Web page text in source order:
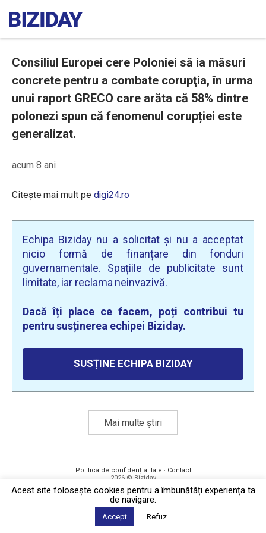
Consiliul Europei cere Poloniei să ia măsuri
concrete pentru a combate corupţia, în urma
unui raport GRECO care arăta că 58% dintre
polonezi spun că fenomenul corupției este
generalizat.
acum 8 ani
Citește mai mult pe digi24.ro
Echipa Biziday nu a solicitat și nu a acceptat
nicio formă de finanțare din fonduri
guvernamentale. Spațiile de publicitate sunt
limitate, iar reclama neinvazivă.
Dacă îți place ce facem, poți contribui tu
pentru susținerea echipei Biziday.
SUSȚINE ECHIPA BIZIDAY
Mai multe știri
Politica de confidențialitate · Contact
2026 © Biziday
Acest site foloseşte cookies pentru a îmbunătăți experiența ta
de navigare.
Accept Refuz